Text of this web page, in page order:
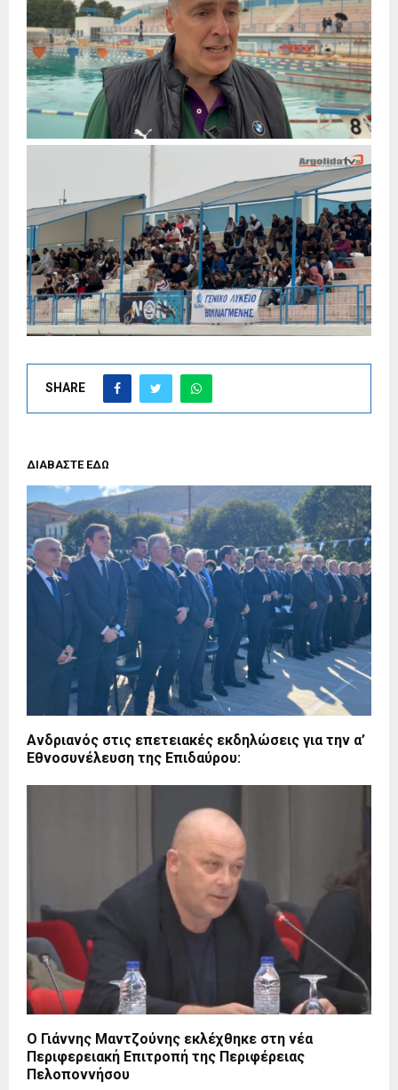
SHARE
ΔΙΑΒΑΣΤΕ ΕΔΩ
Ανδριανός στις επετειακές εκδηλώσεις για την α’
Εθνοσυνέλευση της Επιδαύρου:
Ο Γιάννης Μαντζούνης εκλέχθηκε στη νέα
Περιφερειακή Επιτροπή της Περιφέρειας
Πελοποννήσου